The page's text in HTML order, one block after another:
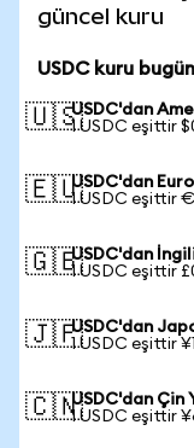
güncel kuru
USDC kuru
🇺🇸USDC'dan
1 USDC eşittir
🇪🇺USDC'dan
1 USDC eşittir
🇬🇧USDC'dan
1 USDC eşittir
🇯🇵USDC'dan
1 USDC eşittir
🇨🇳USDC'dan Çin
1 USDC eşittir